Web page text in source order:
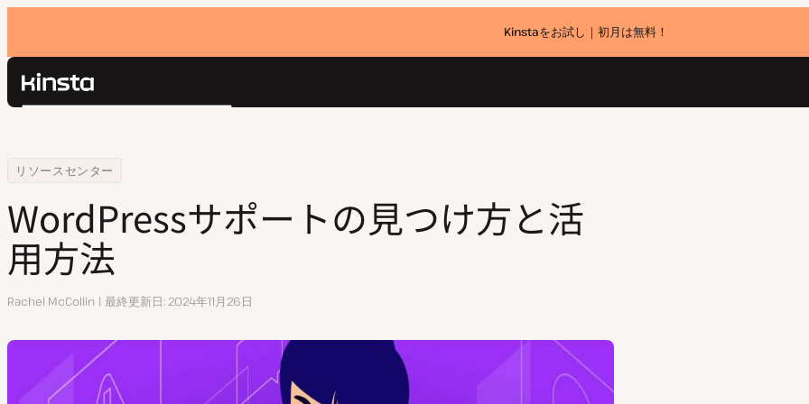
Kinstaをお試し｜初月は無料！
Kinsta®
価格設定
お問い合わせ
検
Home
リソースセンター
WordPressサポートの見つけ方と活用方法
WordPressサポートの見つけ方と活
用方法
執
Rachel McCollin 最終更新日 2024年11月26日